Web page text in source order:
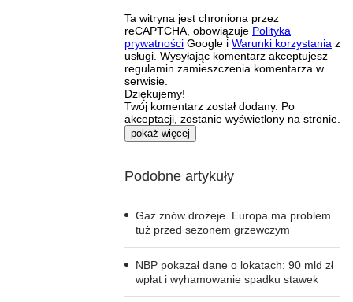
Ta witryna jest chroniona przez
reCAPTCHA, obowiązuje Polityka
prywatności Google i Warunki korzystania z
usługi. Wysyłając komentarz akceptujesz
regulamin zamieszczenia komentarza w
serwisie.
Dziękujemy!
Twój komentarz został dodany. Po
akceptacji, zostanie wyświetlony na stronie.
pokaż więcej
Podobne artykuły
Gaz znów drożeje. Europa ma problem
tuż przed sezonem grzewczym
NBP pokazał dane o lokatach: 90 mld zł
wpłat i wyhamowanie spadku stawek